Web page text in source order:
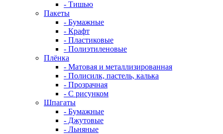
- Тишью
Пакеты
- Бумажные
- Крафт
- Пластиковые
- Полиэтиленовые
Плёнка
- Матовая и металлизированная
- Полисилк, пастель, калька
- Прозрачная
- С рисунком
Шпагаты
- Бумажные
- Джутовые
- Льняные